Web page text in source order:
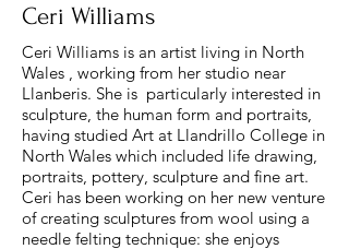
Ceri Williams
Ceri Williams is an artist living in North
Wales , working from her studio near
Llanberis. She is particularly interested in
sculpture, the human form and portraits,
having studied Art at Llandrillo College in
North Wales which included life drawing,
portraits, pottery, sculpture and fine art.
Ceri has been working on her new venture
of creating sculptures from wool using a
needle felting technique: she enjoys